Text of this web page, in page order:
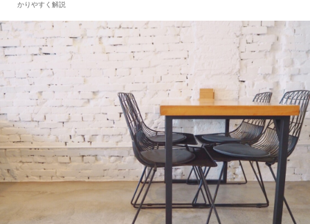
かりやすく解説